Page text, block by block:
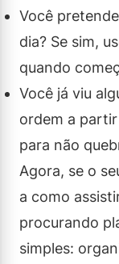
Você
dia? Se sim,
quando
Você já viu
ordem a
para não
Agora, se o
a como
procurando
simples: